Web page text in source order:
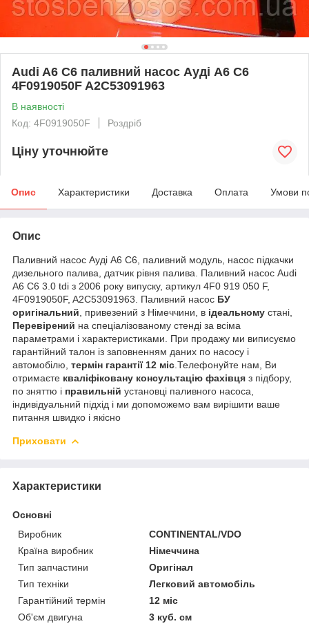
Audi A6 C6 паливний насос Ауді А6 С6
4F0919050F A2C53091963
В наявності
Код: 4F0919050F
Роздріб
Ціну уточнюйте
Опис Характеристики Доставка Оплата Умови
Опис
Паливний насос Ауді А6 С6, паливний модуль, насос підкачки
дизельного палива, датчик рівня палива. Паливний насос Audi
A6 C6 3.0 tdi з 2006 року випуску, артикул 4F0 919 050 F,
4F0919050F, A2C53091963. Паливний насос БУ
оригінальний , привезений з Німеччини, в ідеальному стані,
Перевірений на спеціалізованому стенді за всіма
параметрами і характеристиками. При продажу ми виписуємо
гарантійний талон із заповненням даних по насосу і
автомобілю, термін гарантії 12 міс .Телефонуйте нам, Ви
отримаєте кваліфіковану консультацію фахівця з підбору,
по зняттю і правильній установці паливного насоса,
індивідуальний підхід і ми допоможемо вам вирішити ваше
питання швидко і якісно
Приховати
Характеристики
Основні
Виробник
CONTINENTAL/VDO
Країна виробник
Німеччина
Тип запчастини
Оригінал
Тип техніки
Легковий автомобіль
Гарантійний термін
12 міс
Об'єм двигуна
3 куб. см